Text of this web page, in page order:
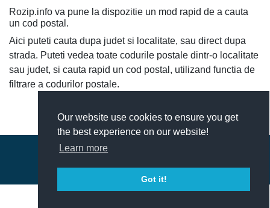
Our website use cookies to ensure you get
the best experience on our website!
Learn more
Got it!
48
600002 Bacau Bacau
Ipatescu
Ana
Ipatescu
Ana nr. 5-
11, 21-27;
48
Bacau Bacau Florilor
Strada
Florilor nr.
Bacau Bacau Florilor
Florilor nr.
Rozip.info va pune la dispozitie un mod rapid de a cauta
un cod postal.
Aici puteti cauta dupa judet si localitate, sau direct dupa
strada. Puteti vedea toate codurile postale dintr-o localitate
sau judet, si cauta rapid un cod postal, utilizand functia de
filtrare a codurilor postale.
© 2018-2026 - ROZip.info Coduri Postale Romania
Contact|Termeni si conditii